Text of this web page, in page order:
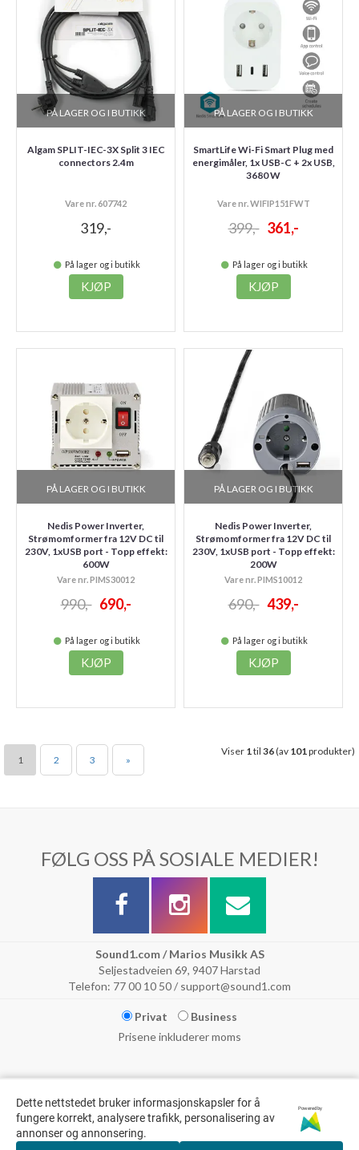
PÅ LAGER OG I BUTIKK
Algam SPLIT-IEC-3X Split 3 IEC
connectors 2.4m
Vare nr. 607742
319,-
På lager og i butikk
KJØP
PÅ LAGER OG I BUTIKK
SmartLife Wi-Fi Smart Plug med
energimåler, 1x USB-C + 2x USB,
3680 W
Vare nr. WIFIP151FWT
399,- 361,-
På lager og i butikk
KJØP
PÅ LAGER OG I BUTIKK
Nedis Power Inverter,
Strømomformer fra 12V DC til
230V, 1xUSB port - Topp effekt:
600W
Vare nr. PIMS30012
990,- 690,-
På lager og i butikk
KJØP
PÅ LAGER OG I BUTIKK
Nedis Power Inverter,
Strømomformer fra 12V DC til
230V, 1xUSB port - Topp effekt:
200W
Vare nr. PIMS10012
690,- 439,-
På lager og i butikk
KJØP
1 2 3 »
Viser 1til 36(av 101produkter)
FØLG OSS PÅ SOSIALE MEDIER!
Sound1.com / Marios Musikk AS
Seljestadveien 69, 9407 Harstad
Telefon: 77 00 10 50 / support@sound1.com
Privat
Business
Prisene inkluderer moms
Dette nettstedet bruker informasjonskapsler for å
fungere korrekt, analysere trafikk, personalisering av
annonser og annonsering.
Powered by